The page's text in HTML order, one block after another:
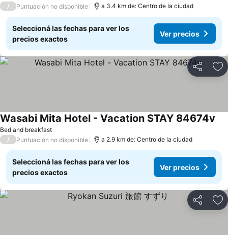
/ Puntuación no disponible a 3.4 km de: Centro de la ciudad
Seleccioná las fechas para ver los
precios exactos
Ver precios
Compartir
Bed and breakfast
Wasabi Mita Hotel - Vacation STAY 84674v
/ Puntuación no disponible a 2.9 km de: Centro de la ciudad
Seleccioná las fechas para ver los
precios exactos
Ver precios
Compartir